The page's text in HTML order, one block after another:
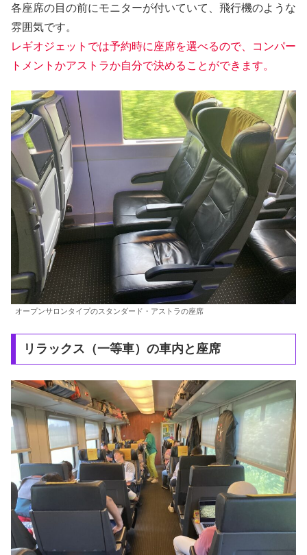
各座席の目の前にモニターが付いていて、飛行機のような
雰囲気です。
レギオジェットでは予約時に座席を選べるので、コンパー
トメントかアストラか自分で決めることができます。
オープンサロンタイプのスタンダード・アストラの座席
リラックス（一等車）の車内と座席